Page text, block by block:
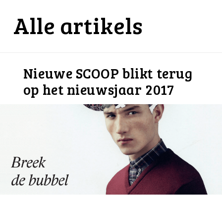
Alle artikels
Nieuwe SCOOP blikt terug
op het nieuwsjaar 2017